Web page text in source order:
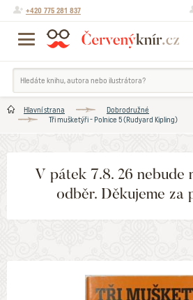
+420 775 281 837
Hlavní strana
Dobrodružné
Tři mušketýři - Polnice 5 (Rudyard Kipling)
V pátek 7.8. 26 nebude
odběr. Děkujeme za